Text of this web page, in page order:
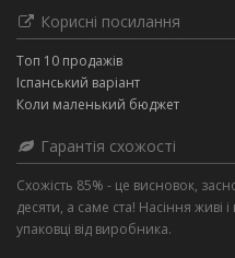
Корисні посилання
Топ 10 продажів
Іспанський варіант
Коли маленький бюджет
Гарантія схожості
Схожість 85% - це висновок,
десяти, а саме ста! Насіння живі
упаковці від виробника.